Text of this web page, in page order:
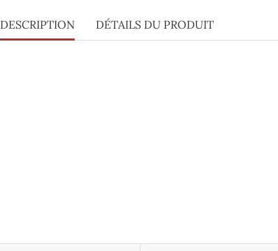
DESCRIPTION DÉTAILS DU PRODUIT